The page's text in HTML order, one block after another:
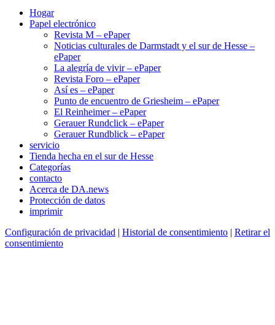
Hogar
Papel electrónico
Revista M – ePaper
Noticias culturales de Darmstadt y el sur de Hesse –
ePaper
La alegría de vivir – ePaper
Revista Foro – ePaper
Así es – ePaper
Punto de encuentro de Griesheim – ePaper
El Reinheimer – ePaper
Gerauer Rundclick – ePaper
Gerauer Rundblick – ePaper
servicio
Tienda hecha en el sur de Hesse
Categorías
contacto
Acerca de DA.news
Protección de datos
imprimir
Configuración de privacidad | Historial de consentimiento | Retirar el
consentimiento